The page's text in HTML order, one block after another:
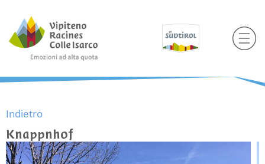
Indietro
Knappnhof